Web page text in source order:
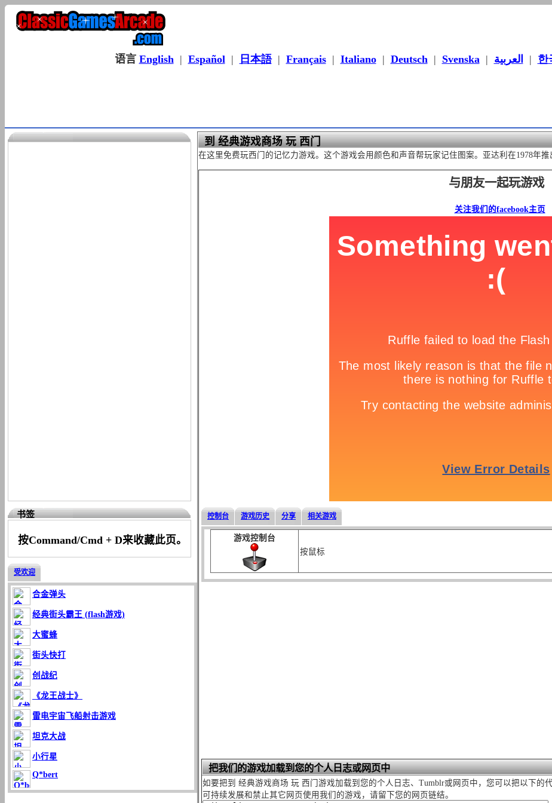
语言 English| Español| 日本語| Français| Italiano| Deutsch| Svenska| العربية | 한
书签
按Command/Cmd + D来收藏此页。
受欢迎
合金弹头
经典街头霸王 (flash游戏)
大蜜蜂
街头快打
创战纪
《龙王战士》
雷电宇宙飞船射击游戏
坦克大战
小行星
Q*bert
到 经典游戏商场 玩 西门
在这里免费玩西门的记忆力游戏。这个游戏会用颜色和声音帮玩家记住图案。亚达利在1978年
与朋友一起玩游戏
关注我们的facebook主页
控制台 游戏历史 分享 相关游戏
游戏控制台
按鼠标
把我们的游戏加载到您的个人日志或网页中
如要把到 经典游戏商场 玩 西门游戏加载到您的个人日志、Tumblr或网页中，您可以把以下的
可持续发展和禁止其它网页使用我们的游戏，请留下您的网页链结。